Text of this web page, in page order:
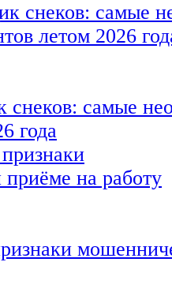
снеков: самые
года